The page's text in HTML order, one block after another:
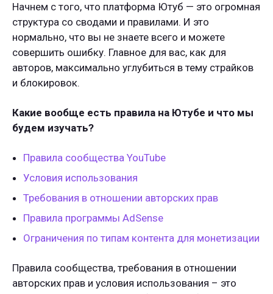
Начнем с того, что платформа Ютуб — это огромная
структура со сводами и правилами. И это
нормально, что вы не знаете всего и можете
совершить ошибку. Главное для вас, как для
авторов, максимально углубиться в тему страйков
и блокировок.
Какие вообще есть правила на Ютубе и что мы
будем изучать?
Правила сообщества YouTube
Условия использования
Требования в отношении авторских прав
Правила программы AdSense
Ограничения по типам контента для монетизации
Правила сообщества, требования в отношении
авторских прав и условия использования – это